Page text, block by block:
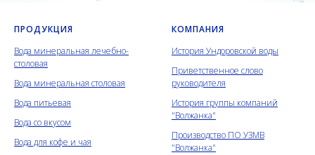
ПРОДУКЦИЯ
Вода минеральная лечебно-
столовая
Вода минеральная столовая
Вода питьевая
Вода со вкусом
Вода для кофе и чая
КОМПАНИЯ
История Ундоровской воды
Приветственное слово
руководителя
История группы компаний
"Волжанка"
Производство ПО УЗМВ
"Волжанка"